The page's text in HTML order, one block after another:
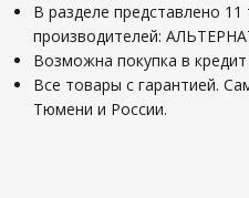
В разделе представлено
производителей:
Возможна покупка в кредит
Все товары с гарантией.
Тюмени и России.